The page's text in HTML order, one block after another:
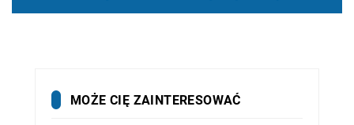
MOŻE CIĘ ZAINTERESOWAĆ